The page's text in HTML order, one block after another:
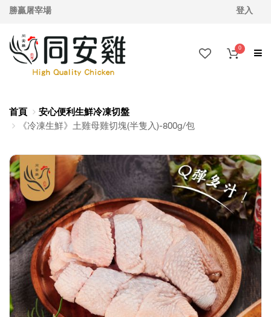
勝贏屠宰場 登入
0
首頁
安心便利生鮮冷凍切盤
《冷凍生鮮》土雞母雞切塊(半隻入)-800g/包